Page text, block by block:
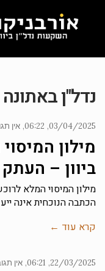
נדל"ן באתונה
03/04/2025
06:22 אין
מילון
ביוון – העתק
מילון המיסוי המלא
הכתבה הנוכחית אינה
קרא עוד ←
22/03/2025
06:21 אין